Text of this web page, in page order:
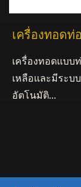
เครื่องทอดท่
เครื่องทอดแบบ
เหลือและมีระบ
อัตโนมัติ...